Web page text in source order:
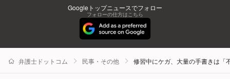
Googleトップニュースでフォロー
フォローの仕方はこちら
弁護士ドットコム 民事・その他 修習中にケガ、大量の手書きは